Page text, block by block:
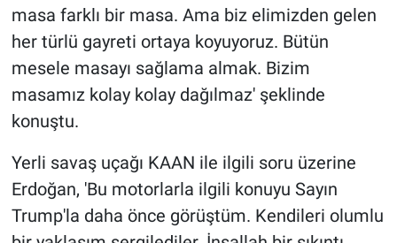
masa farklı bir masa. Ama biz elimizden gelen
her türlü gayreti ortaya koyuyoruz. Bütün
mesele masayı sağlama almak. Bizim
masamız kolay kolay dağılmaz' şeklinde
konuştu.
Yerli savaş uçağı KAAN ile ilgili soru üzerine
Erdoğan, 'Bu motorlarla ilgili konuyu Sayın
Trump'la daha önce görüştüm. Kendileri olumlu